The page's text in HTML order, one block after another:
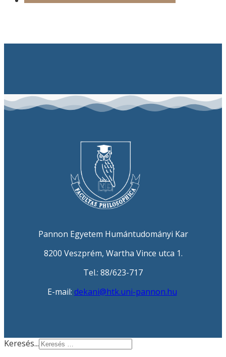
Pannon Egyetem Humántudományi Kar
8200 Veszprém, Wartha Vince utca 1.
Tel.: 88/623-717
E-mail: dekani@htk.uni-pannon.hu
Keresés...